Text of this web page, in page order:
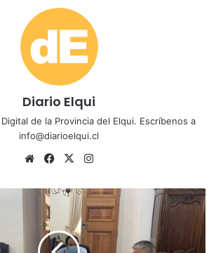
Diario Elqui
de la Provincia del Elqui. Escríbenos a
info@diarioelqui.cl
Siti
we
b
Fa
bo
ok
X
ra
m